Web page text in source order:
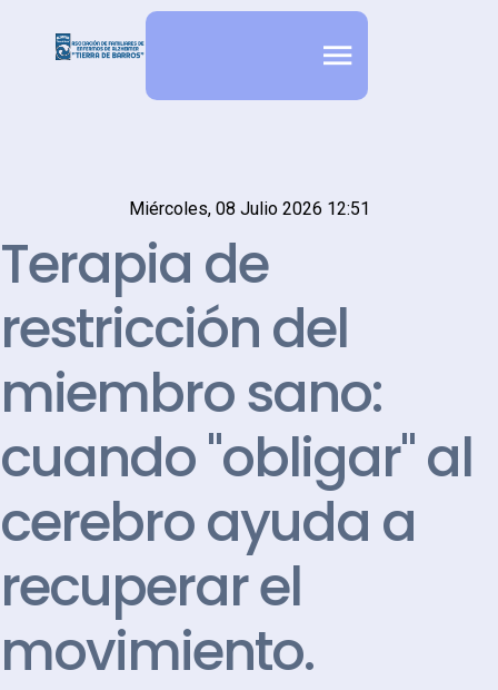
Miércoles, 08 Julio 2026 12:51
Terapia de
restricción del
miembro sano:
cuando "obligar" al
cerebro ayuda a
recuperar el
movimiento.